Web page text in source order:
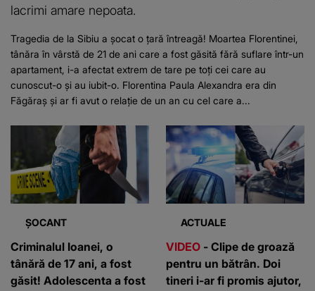
lacrimi amare nepoata.
Tragedia de la Sibiu a șocat o țară întreagă! Moartea Florentinei,
tânăra în vârstă de 21 de ani care a fost găsită fără suflare într-un
apartament, i-a afectat extrem de tare pe toți cei care au
cunoscut-o și au iubit-o. Florentina Paula Alexandra era din
Făgăraș și ar fi avut o relație de un an cu cel care a...
ȘOCANT
Criminalul Ioanei, o
tânără de 17 ani, a fost
găsit! Adolescenta a fost
ACTUALE
VIDEO - Clipe de groază
pentru un bătrân. Doi
tineri i-ar fi promis ajutor,